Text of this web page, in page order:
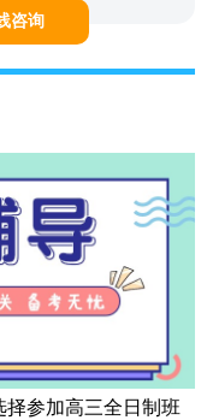
咨询
参加高三全日制班